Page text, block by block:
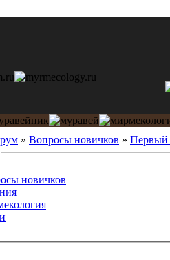
» Вопросы новичков » Первый
новичков